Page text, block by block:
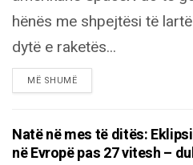
hënës me shpejtësi të
dytë e raketës...
MË SHUMËDETAILS
Natë në mes të ditës:
në Evropë pas 27 vitesh –